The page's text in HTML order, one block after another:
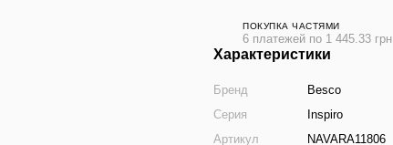
ПОКУПКА ЧАСТЯМИ
6 платежей по 1 445.33 грн
Характеристики
Бренд
Besco
Серия
Inspiro
Артикул
NAVARA11806